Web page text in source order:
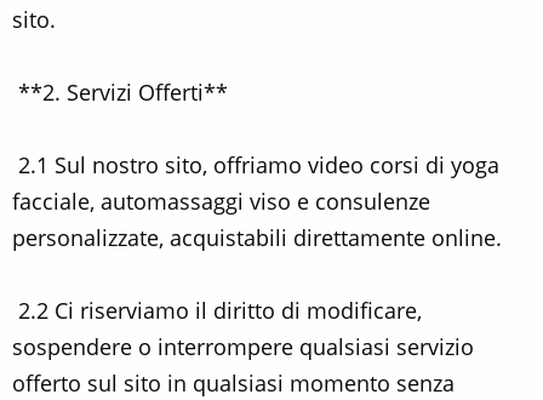
sito.
**2. Servizi Offerti**
2.1 Sul nostro sito, offriamo video corsi di yoga
facciale, automassaggi viso e consulenze
personalizzate, acquistabili direttamente online.
2.2 Ci riserviamo il diritto di modificare,
sospendere o interrompere qualsiasi servizio
offerto sul sito in qualsiasi momento senza